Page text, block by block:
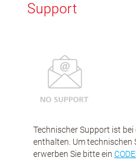
Support
Technischer Support ist
enthalten. Um technischen
erwerben Sie bitte ein